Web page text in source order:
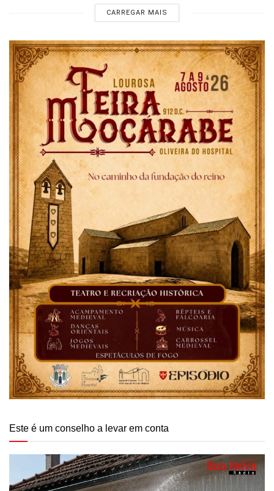
CARREGAR MAIS
Este é um conselho a levar em conta